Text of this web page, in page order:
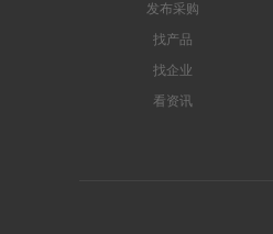
发布采购
找产品
找企业
看资讯